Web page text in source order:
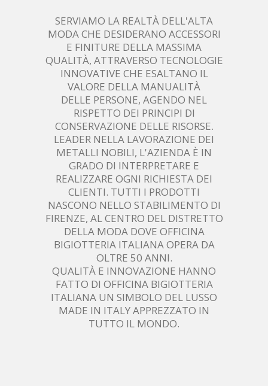
SERVIAMO LA REALTÀ DELL'ALTA
MODA CHE DESIDERANO ACCESSORI
E FINITURE DELLA MASSIMA
QUALITÀ, ATTRAVERSO TECNOLOGIE
INNOVATIVE CHE ESALTANO IL
VALORE DELLA MANUALITÀ
DELLE PERSONE, AGENDO NEL
RISPETTO DEI PRINCIPI DI
CONSERVAZIONE DELLE RISORSE.
LEADER NELLA LAVORAZIONE DEI
METALLI NOBILI, L'AZIENDA È IN
GRADO DI INTERPRETARE E
REALIZZARE OGNI RICHIESTA DEI
CLIENTI. TUTTI I PRODOTTI
NASCONO NELLO STABILIMENTO DI
FIRENZE, AL CENTRO DEL DISTRETTO
DELLA MODA DOVE OFFICINA
BIGIOTTERIA ITALIANA OPERA DA
OLTRE 50 ANNI.
QUALITÀ E INNOVAZIONE HANNO
FATTO DI OFFICINA BIGIOTTERIA
ITALIANA UN SIMBOLO DEL LUSSO
MADE IN ITALY APPREZZATO IN
TUTTO IL MONDO.